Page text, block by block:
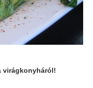
virágkonyháról!